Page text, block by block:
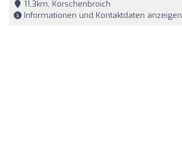
11,3km, Korschenbroich
Informationen und Kontaktdaten anzeigen